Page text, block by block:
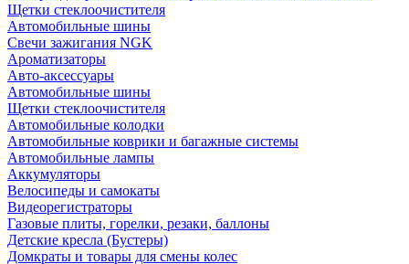
Щетки стеклоочистителя
Автомобильные шины
Свечи зажигания NGK
Ароматизаторы
Авто-аксессуары
Автомобильные шины
Щетки стеклоочистителя
Автомобильные колодки
Автомобильные коврики и багажные системы
Автомобильные лампы
Аккумуляторы
Велосипеды и самокаты
Видеорегистраторы
Газовые плиты, горелки, резаки, баллоны
Детские кресла (Бустеры)
Домкраты и товары для смены колес